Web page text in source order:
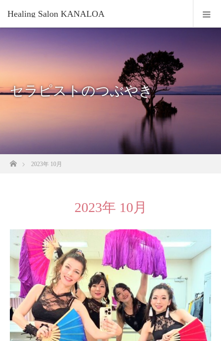
Healing Salon KANALOA
セラピストのつぶやき
ホーム2023年 10月
2023年 10月